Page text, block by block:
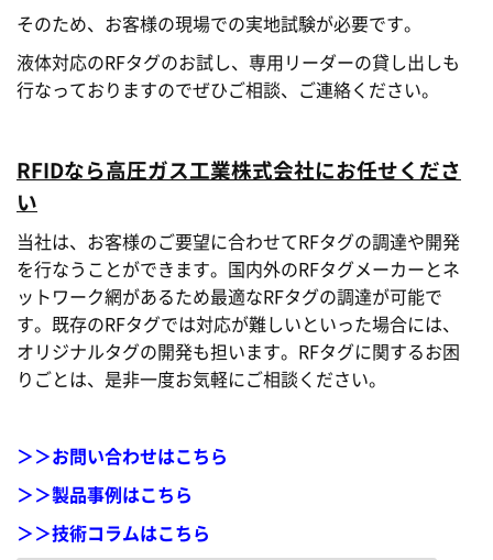
そのため、お客様の現場での実地試験が必要です。
液体対応のRFタグのお試し、専用リーダーの貸し出しも
行なっておりますのでぜひご相談、ご連絡ください。
RFIDなら高圧ガス工業株式会社にお任せくださ
い
当社は、お客様のご要望に合わせてRFタグの調達や開発
を行なうことができます。国内外のRFタグメーカーとネ
ットワーク網があるため最適なRFタグの調達が可能で
す。既存のRFタグでは対応が難しいといった場合には、
オリジナルタグの開発も担います。RFタグに関するお困
りごとは、是非一度お気軽にご相談ください。
＞＞お問い合わせはこちら
＞＞製品事例はこちら
＞＞技術コラムはこちら